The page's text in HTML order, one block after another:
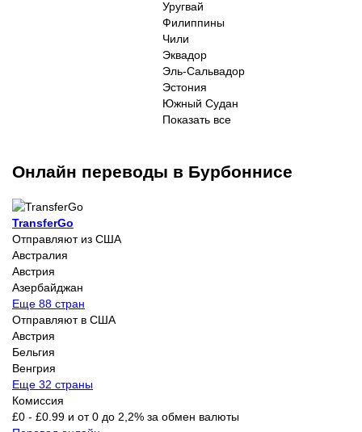
Уругвай
Филиппины
Чили
Эквадор
Эль-Сальвадор
Эстония
Южный Судан
Показать все
Онлайн переводы в Бурбоннисе
TransferGo
Отправляют из США
Австралия
Австрия
Азербайджан
Еще 88 стран
Отправляют в США
Австрия
Бельгия
Венгрия
Еще 32 страны
Комиссия
£0 - £0.99 и от 0 до 2,2% за обмен валюты